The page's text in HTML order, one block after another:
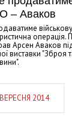
– Аваков
операція.
Арсен Аваков
виставки
2014